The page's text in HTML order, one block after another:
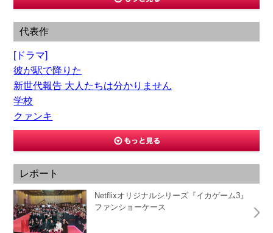
代表作
[ドラマ]
彼が駅で降りた
新世代報告 大人たちは分かりません
学校
クァンキ
レポート
Netflixオリジナルシリーズ『イカゲーム3』
ファンショーケース